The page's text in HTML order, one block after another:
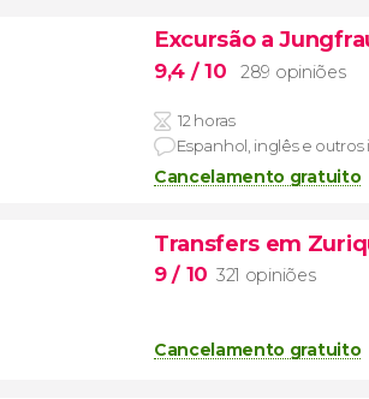
Excursão a
9,4 / 10 289 opiniões
12 horas
Espanhol, inglês e outros
Cancelamento gratuito
Transfers em
9/ 10 321 opiniões
Cancelamento gratuito